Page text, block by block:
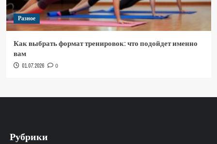
Разное
Как выбрать формат тренировок: что подойдет именно
вам
01.07.2026 0
Рубрики